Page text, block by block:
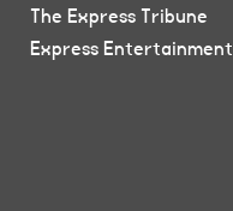
The Express Tribune
Express Entertainment